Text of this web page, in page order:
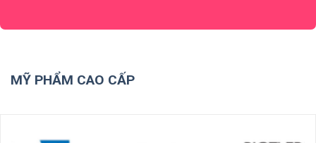
MỸ PHẨM CAO CẤP